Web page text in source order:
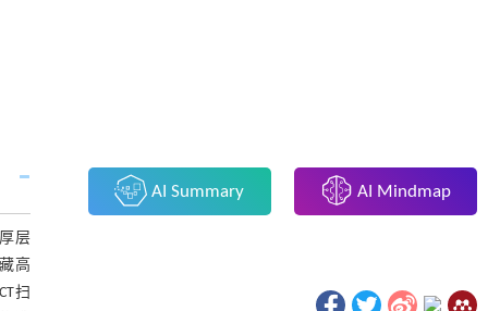
层
高
扫
AI Summary AI Mindmap